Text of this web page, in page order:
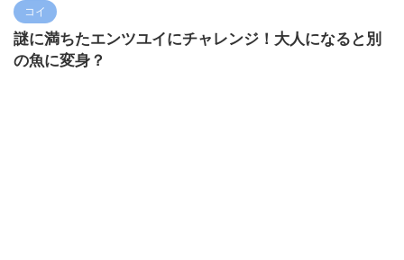
コイ
謎に満ちたエンツユイにチャレンジ！大人になると別
の魚に変身？